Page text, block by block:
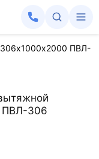
ПВЛ-
ПВЛ-306